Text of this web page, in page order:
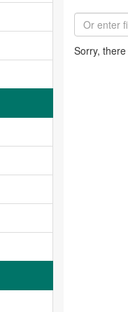
Sorry,